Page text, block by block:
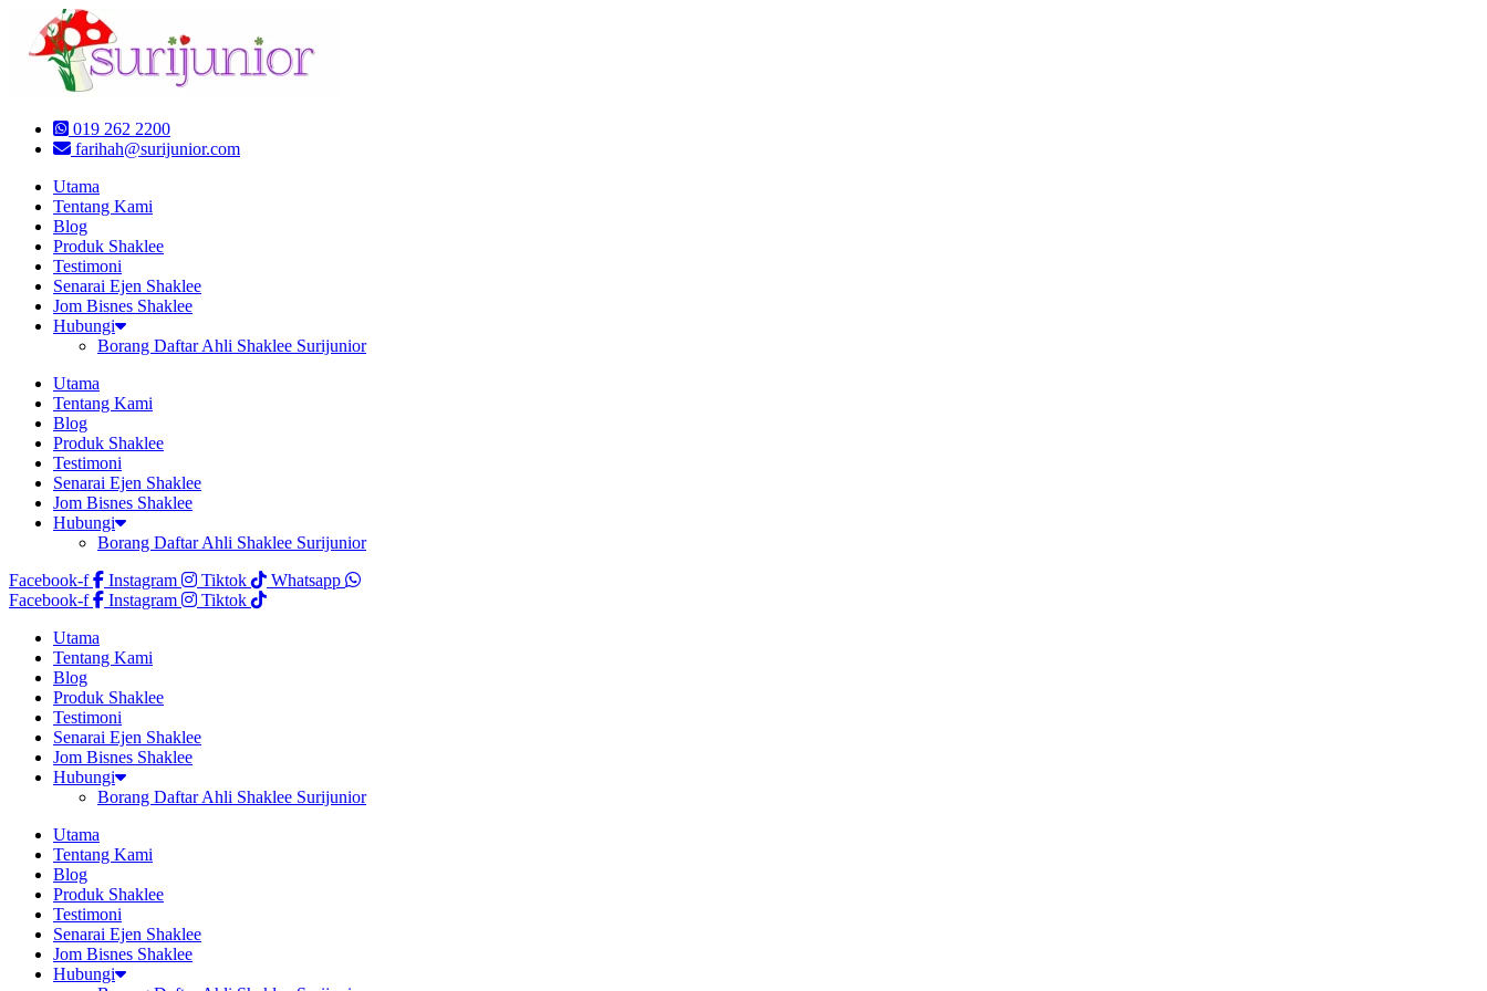
content
019 262 2200
farihah@surijunior.com
Utama
Tentang Kami
Blog
Produk Shaklee
Testimoni
Senarai Ejen Shaklee
Jom Bisnes Shaklee
Hubungi
Borang Daftar Ahli Shaklee Surijunior
Utama
Tentang Kami
Blog
Produk Shaklee
Testimoni
Senarai Ejen Shaklee
Jom Bisnes Shaklee
Hubungi
Borang Daftar Ahli Shaklee Surijunior
Facebook-f
Instagram Tiktok
Whatsapp
Facebook-f
Instagram
Tiktok
Utama
Tentang Kami
Blog
Produk Shaklee
Testimoni
Senarai Ejen Shaklee
Jom Bisnes Shaklee
Hubungi
Borang Daftar Ahli Shaklee Surijunior
Utama
Tentang Kami
Blog
Produk Shaklee
Testimoni
Senarai Ejen Shaklee
Jom Bisnes Shaklee
Hubungi